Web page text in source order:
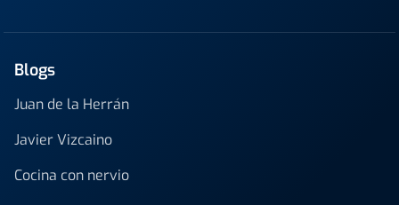
Blogs
Juan de la Herrán
Javier Vizcaino
Cocina con nervio